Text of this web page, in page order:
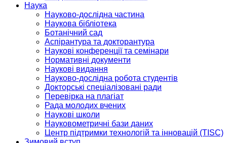
Наука
Науково-дослідна частина
Наукова бібліотека
Ботанічний сад
Аспірантура та докторантура
Наукові конференції та семінари
Нормативні документи
Наукові видання
Науково-дослідна робота студентів
Докторські спеціалізовані ради
Перевірка на плагіат
Рада молодих вчених
Наукові школи
Науковометричні бази даних
Центр підтримки технологій та інновацій (TISC)